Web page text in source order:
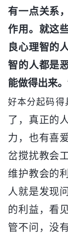
有一点关系
作用。就这
良心理智的
智的人都是
能做得出来。
好本分起码得
了，真正的
力，也有喜
岔搅扰教会
维护教会的
人就是发现
的利益，看
管不问，没